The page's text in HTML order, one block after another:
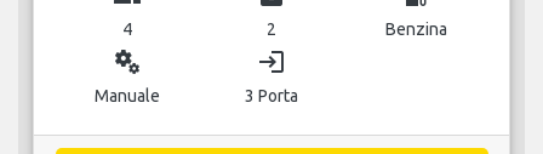
4 2 Benzina
miscellaneous_services
Manuale
login
3 Porta